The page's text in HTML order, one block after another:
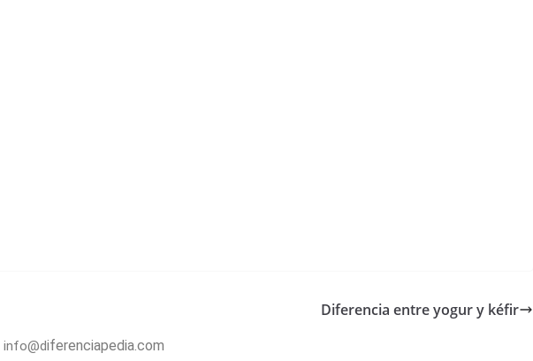
Diferencia entre yogur y kéfir
info@diferenciapedia.com